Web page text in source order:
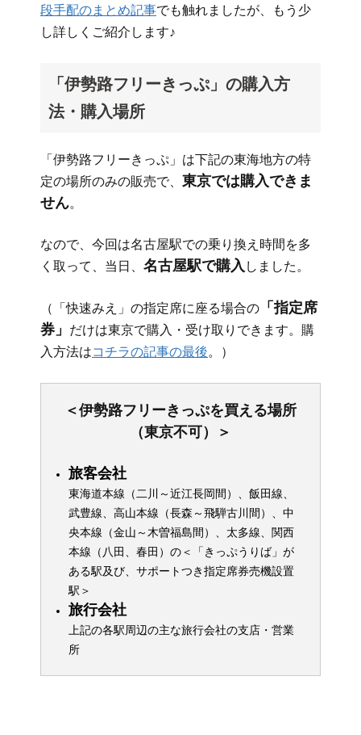
段手配のまとめ記事でも触れましたが、もう少
し詳しくご紹介します♪
「伊勢路フリーきっぷ」の購入方
法・購入場所
「伊勢路フリーきっぷ」は下記の東海地方の特
定の場所のみの販売で、 東京では購入できま
せん。
なので、今回は名古屋駅での乗り換え時間を多
く取って、当日、 名古屋駅で購入 しました。
（「快速みえ」の指定席に座る場合の 「指定席
券」
だけは東京で購入・受け取りできます。購
入方法はコチラの記事の最後。）
＜伊勢路フリーきっぷを買える場所
（東京不可）＞
旅客会社
東海道本線（二川～近江長岡間）、飯田線、
武豊線、高山本線（長森～飛騨古川間）、中
央本線（金山～木曽福島間）、太多線、関西
本線（八田、春田）の＜「きっぷうりば」が
ある駅及び、サポートつき指定席券売機設置
駅＞
旅行会社
上記の各駅周辺の主な旅行会社の支店・営業
所